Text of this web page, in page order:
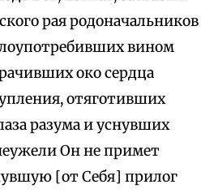
рая родоначальников
вином
око сердца
отяготивших
разума и уснувших
Он не примет
[от Себя] прилог